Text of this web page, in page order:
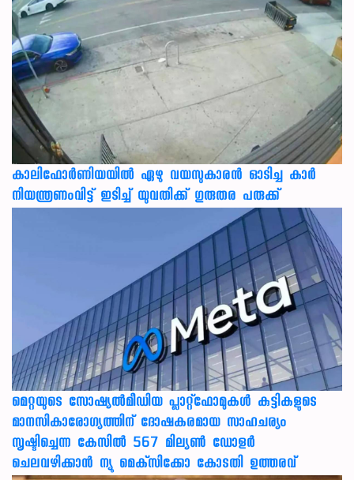
കാലിഫോര്‍ണിയയില്‍ ഏഴു വയസുകാരന്‍ ഓടിച്ച കാര്‍
നിയന്ത്രണംവിട്ട് ഇടിച്ച് യുവതിക്ക് ഗുരുതര പരുക്ക്
മെറ്റയുടെ സോഷ്യല്‍മീഡിയ പ്ലാറ്റ്‌ഫോമുകള്‍ കുട്ടികളുടെ
മാനസികാരോഗ്യത്തിന് ദോഷകരമായ സാഹചര്യം
സൃഷ്ടിച്ചെന്ന കേസില്‍ 567 മില്യണ്‍ ഡോളര്‍
ചെലവഴിക്കാന്‍ ന്യൂ മെക്‌സിക്കോ കോടതി ഉത്തരവ്